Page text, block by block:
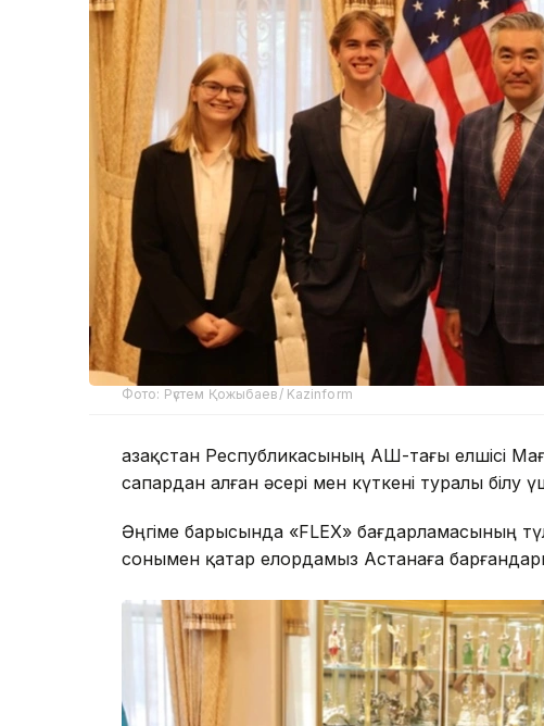
Фото: Рүстем Қожыбаев/ Kazinform
Қазақстан Республикасының АҚШ-тағы елшісі
сапардан алған әсері мен күткені туралы білу
Әңгіме барысында «FLEX» бағдарламасының
сонымен қатар елордамыз Астанаға